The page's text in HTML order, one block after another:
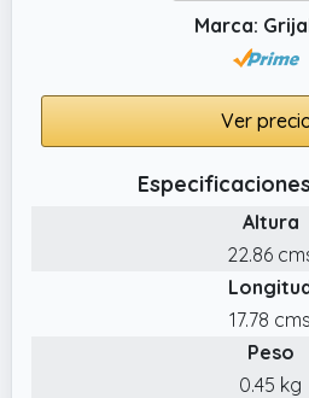
Marca:
Ver
Altura
22.86
17.78 cms
Peso
0.45 kg